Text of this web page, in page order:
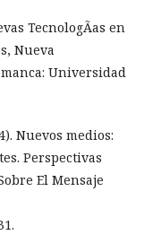
TecnologÃ­as en
Nueva
Universidad
Nuevos medios:
Perspectivas
El Mensaje